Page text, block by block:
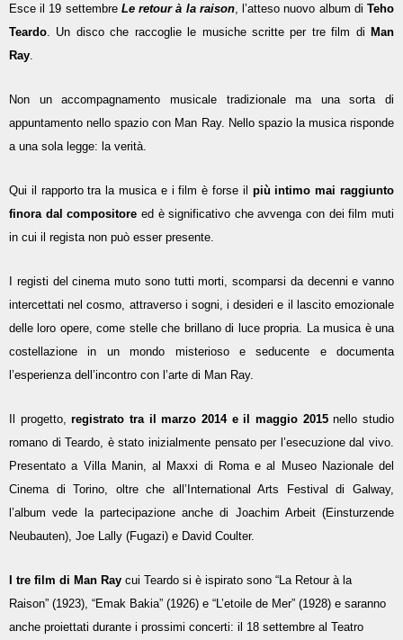
Esce il 19 settembre Le retour à la raison, l’atteso nuovo album diTeho
Teardo . Un disco che raccoglie le musiche scritte per tre film di Man
Ray
Non un accompagnamento musicale tradizionale ma una sorta di
appuntamento nello spazio con Man Ray. Nello spazio la musica risponde
a una sola legge: la verità.
Qui il rapporto tra la musica e i film è forse il più intimo mai raggiunto
finora dal compositore ed è significativo che avvenga con dei film muti
in cui il regista non può esser presente.
I registi del cinema muto sono tutti morti, scomparsi da decenni e vanno
intercettati nel cosmo, attraverso i sogni, i desideri e il lascito emozionale
delle loro opere, come stelle che brillano di luce propria. La musica è una
costellazione in un mondo misterioso e seducente e documenta
l’esperienza dell’incontro con l’arte di Man Ray.
Il progetto,registrato tra il marzo 2014 e il maggio 2015nello studio
romano di Teardo, è stato inizialmente pensato per l’esecuzione dal vivo.
Presentato a Villa Manin, al Maxxi di Roma e al Museo Nazionale del
Cinema di Torino, oltre che all’International Arts Festival di Galway,
l’album vede la partecipazione anche di Joachim Arbeit (Einsturzende
Neubauten), Joe Lally (Fugazi) e David Coulter.
I tre film di Man Ray cui Teardo si è ispirato sono “La Retour à la
Raison” (1923), “Emak Bakia” (1926) e “L’etoile de Mer” (1928) e saranno
anche proiettati durante i prossimi concerti: il 18 settembre al Teatro